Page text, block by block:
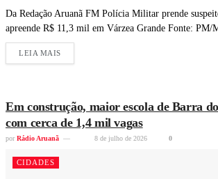
Da Redação Aruanã FM Polícia Militar prende
apreende R$ 11,3 mil em Várzea Grande Fonte: PM/
LEIA MAIS
Em construção, maior escola de Barra
com cerca de 1,4 mil vagas
por Rádio Aruanã 8 de julho de 2026 0
CIDADES